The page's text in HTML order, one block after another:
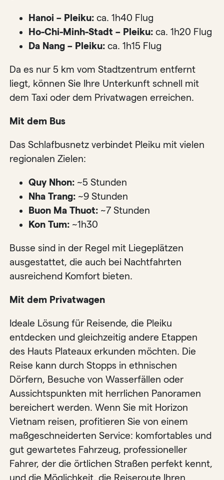
Hanoi – Pleiku: ca. 1h40 Flug
Ho-Chi-Minh-Stadt – Pleiku: ca. 1h20 Flug
Da Nang – Pleiku: ca. 1h15 Flug
Da es nur 5 km vom Stadtzentrum entfernt
liegt, können Sie Ihre Unterkunft schnell mit
dem Taxi oder dem Privatwagen erreichen.
Mit dem Bus
Das Schlafbusnetz verbindet Pleiku mit vielen
regionalen Zielen:
Quy Nhon: ~5 Stunden
Nha Trang: ~9 Stunden
Buon Ma Thuot: ~7 Stunden
Kon Tum: ~1h30
Busse sind in der Regel mit Liegeplätzen
ausgestattet, die auch bei Nachtfahrten
ausreichend Komfort bieten.
Mit dem Privatwagen
Ideale Lösung für Reisende, die Pleiku
entdecken und gleichzeitig andere Etappen
des Hauts Plateaux erkunden möchten. Die
Reise kann durch Stopps in ethnischen
Dörfern, Besuche von Wasserfällen oder
Aussichtspunkten mit herrlichen Panoramen
bereichert werden. Wenn Sie mit Horizon
Vietnam reisen, profitieren Sie von einem
maßgeschneiderten Service: komfortables und
gut gewartetes Fahrzeug, professioneller
Fahrer, der die örtlichen Straßen perfekt kennt,
und die Möglichkeit, die Reiseroute Ihren